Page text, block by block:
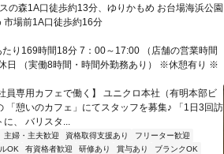
の森1A口徒歩約13分、ゆりかもめ お台場海浜公園
市場前1A口徒歩約16分
り169時間18分 7：00～17:00 （店舗の営業時間
日 （実働8時間・時間外勤務あり） ※休憩有り ※
員専用カフェで働く】 ユニクロ本社（有明本部ビ
「憩いのカフェ」にてスタッフを募集♪ 「1日3回訪
に、 バリスタ...
主婦・主夫歓迎 資格取得支援あり
フリーター歓迎
OK 有資格者歓迎 研修あり 賞与あり
ブランクOK